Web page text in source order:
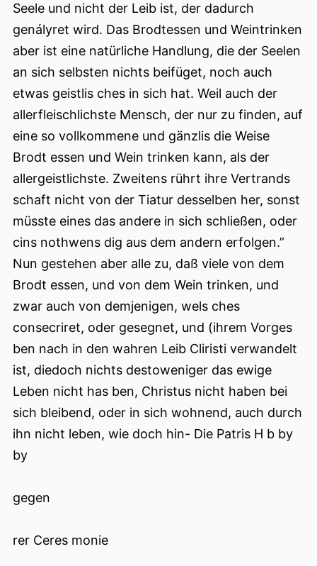
Seele und nicht der Leib ist, der dadurch
genályret wird. Das Brodtessen und Weintrinken
aber ist eine natürliche Handlung, die der Seelen
an sich selbsten nichts beifüget, noch auch
etwas geistlis ches in sich hat. Weil auch der
allerfleischlichste Mensch, der nur zu finden, auf
eine so vollkommene und gänzlis die Weise
Brodt essen und Wein trinken kann, als der
allergeistlichste. Zweitens rührt ihre Vertrands
schaft nicht von der Tiatur desselben her, sonst
müsste eines das andere in sich schließen, oder
cins nothwens dig aus dem andern erfolgen.”
Nun gestehen aber alle zu, daß viele von dem
Brodt essen, und von dem Wein trinken, und
zwar auch von demjenigen, wels ches
consecriret, oder gesegnet, und (ihrem Vorges
ben nach in den wahren Leib Cliristi verwandelt
ist, diedoch nichts destoweniger das ewige
Leben nicht has ben, Christus nicht haben bei
sich bleibend, oder in sich wohnend, auch durch
ihn nicht leben, wie doch hin- Die Patris H b by
by
gegen
rer Ceres monie